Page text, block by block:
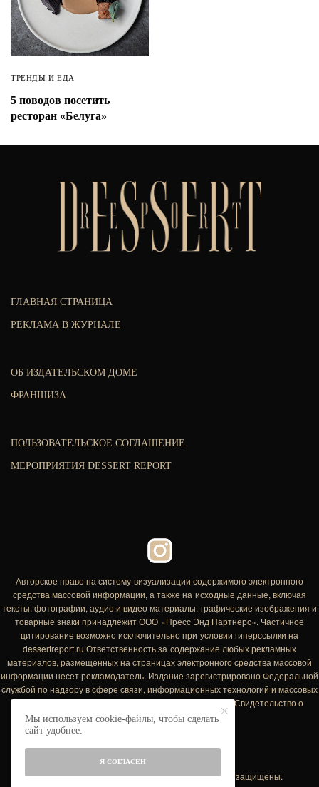
ТРЕНДЫ И ЕДА
5 поводов посетить
ресторан «Белуга»
ГЛАВНАЯ СТРАНИЦА
РЕКЛАМА В ЖУРНАЛЕ
ОБ ИЗДАТЕЛЬСКОМ ДОМЕ
ФРАНШИЗА
ПОЛЬЗОВАТЕЛЬСКОЕ СОГЛАШЕНИЕ
МЕРОПРИЯТИЯ DESSERT REPORT
Авторское право на систему визуализации содержимого электронного
средства массовой информации, а также на исходные данные, включая
тексты, фотографии, аудио и видео материалы, графические изображения и
товарные знаки принадлежит ООО «Пресс Энд Партнерс». Частичное
цитирование возможно исключительно при условии гиперссылки на
dessertreport.ru Ответственность за содержание любых рекламных
материалов, размещенных на страницах электронного средства массовой
информации несет рекламодатель. Издание зарегистрировано Федеральной
службой по надзору в сфере связи, информационных технологий и массовых
коммуникаций (РосКомНадзор) 19 декабря 2012 года Свидетельство о
регистрации ЭЛ № ФС 77-52178
Copyright © 2012-2021 Dessert Report. Все права защищены.
Мы используем cookie-файлы, чтобы сделать
сайт удобнее.
Я СОГЛАСЕН